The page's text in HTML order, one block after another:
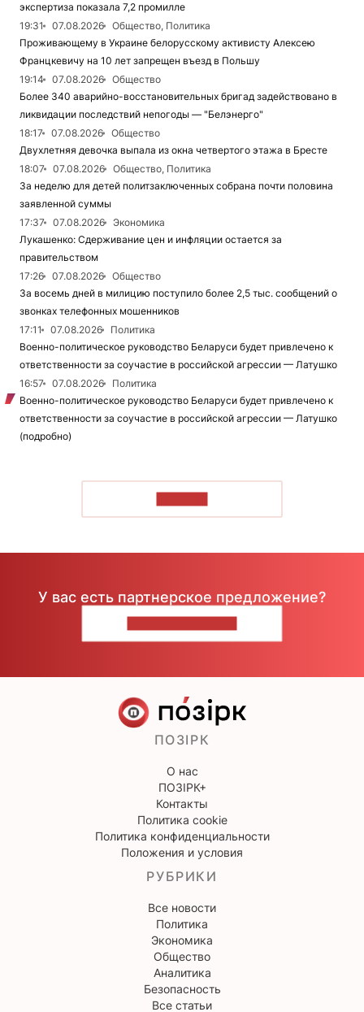
экспертиза показала 7,2 промилле
19:31
07.08.2026
Общество, Политика
Проживающему в Украине белорусскому активисту Алексею
Францкевичу на 10 лет запрещен въезд в Польшу
19:14
07.08.2026
Общество
Более 340 аварийно-восстановительных бригад задействовано в
ликвидации последствий непогоды — "Белэнерго"
18:17
07.08.2026
Общество
Двухлетняя девочка выпала из окна четвертого этажа в Бресте
18:07
07.08.2026
Общество, Политика
За неделю для детей политзаключенных собрана почти половина
заявленной суммы
17:37
07.08.2026
Экономика
Лукашенко: Сдерживание цен и инфляции остается за
правительством
17:26
07.08.2026
Общество
За восемь дней в милицию поступило более 2,5 тыс. сообщений о
звонках телефонных мошенников
17:11
07.08.2026
Политика
Военно-политическое руководство Беларуси будет привлечено к
ответственности за соучастие в российской агрессии — Латушко
16:57
07.08.2026
Политика
Военно-политическое руководство Беларуси будет привлечено к
ответственности за соучастие в российской агрессии — Латушко
(подробно)
У вас есть партнерское предложение?
ПОЗІРК
О нас
ПОЗІРК+
Контакты
Политика cookie
Политика конфиденциальности
Положения и условия
РУБРИКИ
Все новости
Политика
Экономика
Общество
Аналитика
Безопасность
Все статьи